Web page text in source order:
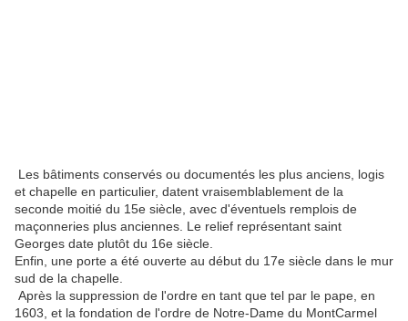
Les bâtiments conservés ou documentés les plus anciens, logis
et chapelle en particulier, datent vraisemblablement de la
seconde moitié du 15e siècle, avec d'éventuels remplois de
maçonneries plus anciennes. Le relief représentant saint
Georges date plutôt du 16e siècle.
Enfin, une porte a été ouverte au début du 17e siècle dans le mur
sud de la chapelle.
Après la suppression de l'ordre en tant que tel par le pape, en
1603, et la fondation de l'ordre de Notre-Dame du MontCarmel